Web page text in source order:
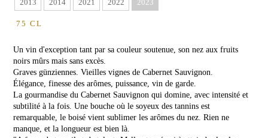
Malleret
Blanc
de
Malleret
Blanc
de
Noir
de
Malleret
&
DÉGUSTATION
ÉVÉNEMENTS
AU
CHÂTEAU
LA
2013 2014 2021 2022 2023
75 CL
Un vin d'exception tant par sa couleur soutenue, son nez aux fruits
noirs mûrs mais sans excès.
Graves günziennes. Vieilles vignes de Cabernet Sauvignon.
Élégance, finesse des arômes, puissance, vin de garde.
La gourmandise du Cabernet Sauvignon qui domine, avec intensité et
subtilité à la fois. Une bouche où le soyeux des tannins est
remarquable, le boisé vient sublimer les arômes du nez. Rien ne
manque, et la longueur est bien là.